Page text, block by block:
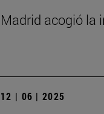
Madrid acogió la
12 | 06 | 2025